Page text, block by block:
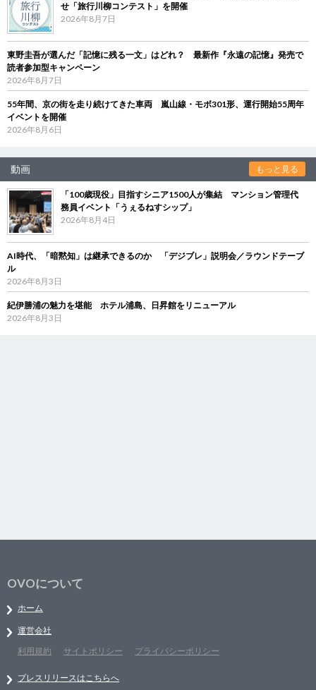
せ「旅行川柳コンテスト」を開催
2026年8月7日
東野圭吾が選んだ「記憶に残る一文」はどれ？ 最新作『永遠の記憶』発売で
読者参加型キャンペーン
2026年8月7日
55年間、京の街を走り続けてきた車両 嵐山線・モボ301形、運行開始55周年
イベントを開催
2026年8月6日
動画 もっと見る
「100歳現役」目指すシニア1500人が集結 マンション管理代
務員イベント「うぇるねすシップ」
2026年8月4日
AI時代、「暗黙知」は継承できるのか 「デジブレ」説明会／ラウンドテーブ
ル
2026年8月3日
紀伊勝浦の魅力を堪能 ホテル浦島、日昇館をリニューアル
2026年8月3日
OVOについて
ホーム
運営会社
利用規約
サイトポリシー プライバシーポリシー
プレスリリースはこちらへ